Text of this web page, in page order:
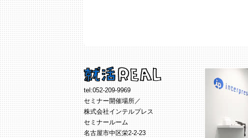
tel:052-209-9969
セミナー開催場所／
株式会社インテルプレス
セミナールーム
名古屋市中区栄2-2-23